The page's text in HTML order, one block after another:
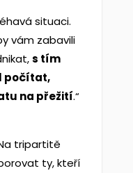
situaci.
vám zabavili
s tím
počítat,
na přežití.“
tripartitě
ty, kteří